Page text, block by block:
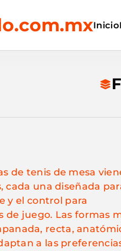
Inicio
de tenis de mesa
cada una diseñada
y el control para
de juego. Las formas
recta,
a las